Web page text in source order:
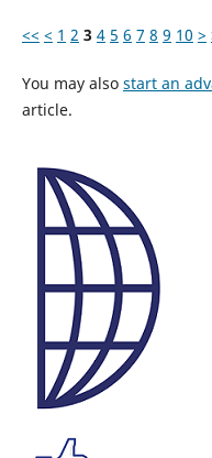
<< < 1 2 3 4 5 6 7 8 9 10 >
You may also start an
article.